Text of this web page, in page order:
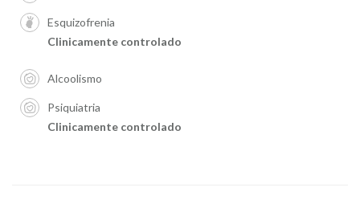
Esquizofrenia
Clinicamente controlado
Alcoolismo
Psiquiatria
Clinicamente controlado